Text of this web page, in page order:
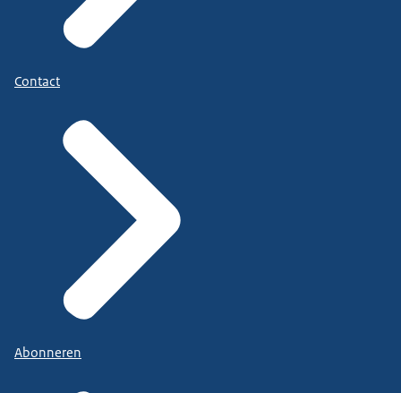
Contact
Abonneren